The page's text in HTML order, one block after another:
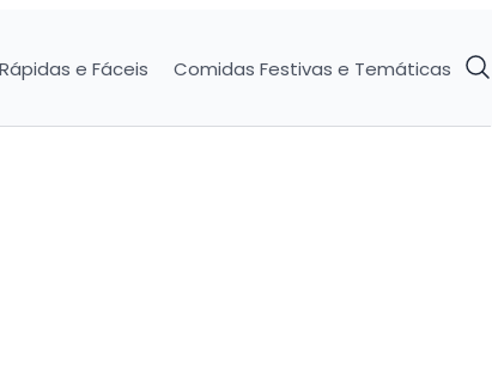
e Fáceis Comidas Festivas e Temáticas